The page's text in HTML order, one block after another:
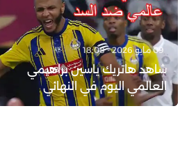
09 مايو 2026 - 18:08
شاهد هاتريك ياسين براهيمي
العالمي اليوم في النهائي